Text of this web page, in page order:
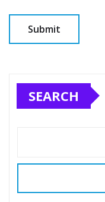
SEARCH